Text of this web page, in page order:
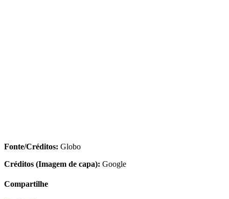
Fonte/Créditos: Globo
Créditos (Imagem de capa): Google
Compartilhe